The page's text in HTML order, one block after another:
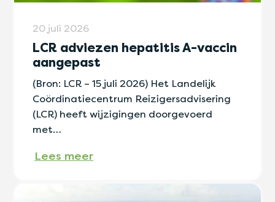
20 juli 2026
LCR adviezen hepatitis A-vaccin
aangepast
(Bron: LCR – 15 juli 2026) Het Landelijk
Coördinatiecentrum Reizigersadvisering
(LCR) heeft wijzigingen doorgevoerd
met…
Lees meer